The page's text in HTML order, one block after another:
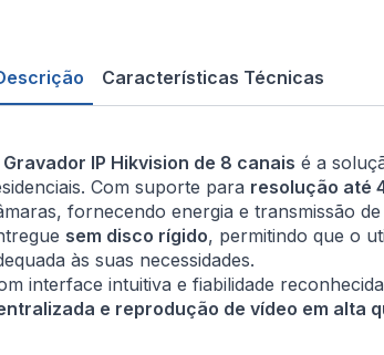
Características Técnicas
Gravador IP Hikvision de 8 canais é a
Com suporte para resolução até
fornecendo energia e transmissão
sem disco rígido, permitindo que o
às suas necessidades.
interface intuitiva e fiabilidade
e reprodução de vídeo em alta